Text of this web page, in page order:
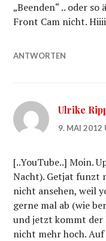
„Beenden“ .. oder
Front Cam nicht.
ANTWORTEN
Ulrike
9. MAI 2012
[..YouTube..] Moin.
Nacht). Getjat funzt
nicht ansehen, weil
gerne mal ab (wie
und jetzt kommt
nicht mehr hoch.